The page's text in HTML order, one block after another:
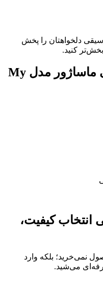
دلخواهتان را پخش
کنید.
موارد منع مصرف صندلی ماساژور مدل My
کیفیت،
نمی‌خرید؛ بلکه وارد
می‌شید.